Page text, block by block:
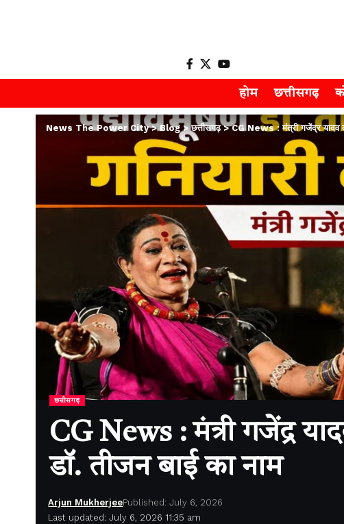
होम छत्तीसगढ़
News The Power City>Blog >छत्तीसगढ़>CG News : मंत्री गजेंद्र यादव
छत्तीसगढ़
CG News : मंत्री गजेंद्र
डॉ. तीजन बाई का नाम
Last updated: July 6, 2026 11:35 am
Arjun MukherjeePublished: July 6, 2026